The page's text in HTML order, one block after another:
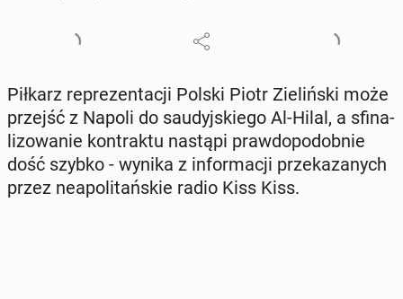
Piłkarz re­pre­zen­ta­cji Polski Piotr Zie­liń­ski może
przejść z Napoli do sau­dyj­skie­go Al-Hilal, a sfi­na­
li­zo­wa­nie kon­trak­tu nastąpi praw­do­po­dob­nie
dość szybko - wynika z in­for­ma­cji prze­ka­za­nych
przez ne­apo­li­tań­skie radio Kiss Kiss.